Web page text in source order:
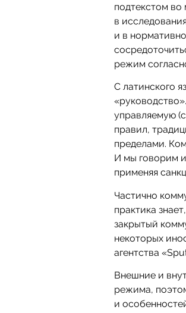
подтекстом
в
и в
режим
С латинского
управляемую
правил,
пределами.
И мы говорим
применяя
Частично
практика
закрытый
некоторых
агентства
Внешние и
режима,
и